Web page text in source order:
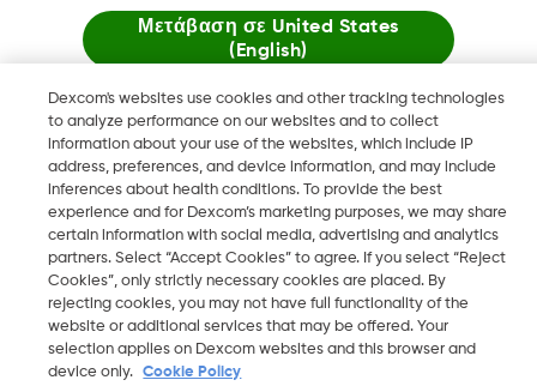
Τα Dexcom, Dexcom ONE και Dexcom CLARITY είναι σήματα
κατατεθέντα της Dexcom, Inc. στις Η.Π.Α. και ενδέχεται να είναι
κατατεθέντα και σε άλλες χώρες.
2026 Dexcom, Inc. Με την επιφύλαξη παντός δικαιώματος
GR
Αλλαγή περιοχής
Dexcom's websites use cookies and other tracking technologies
to analyze performance on our websites and to collect
information about your use of the websites, which include IP
address, preferences, and device information, and may include
inferences about health conditions. To provide the best
experience and for Dexcom’s marketing purposes, we may share
certain information with social media, advertising and analytics
partners. Select “Accept Cookies” to agree. If you select “Reject
Cookies”, only strictly necessary cookies are placed. By
rejecting cookies, you may not have full functionality of the
website or additional services that may be offered. Your
selection applies on Dexcom websites and this browser and
device only.
Cookie Policy
Μετάβαση σε United States
(English)
Μείνε εδώ
Δείτε παγκόσμιους ιστότοπους